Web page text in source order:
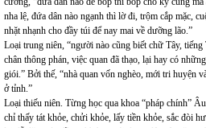
nha lệ, đứa dân nào ngạnh thì lờ đi, trộm cắp mặc,
nhặt nhạnh cho đầy túi để nay mai về dưỡng lão.”
Loại trung niên, “người nào cũng biết chữ Tây,
chân thông phán, việc quan đã thạo, lại hay có
giói.” Bởi thế, “nhà quan vốn nghèo, mới tri huyện
ở tỉnh.”
Loại thiếu niên. Từng học qua khoa “pháp chính”
chỉ thấy tát khỏe, chửi khỏe, lấy tiền khỏe, sắc đòi